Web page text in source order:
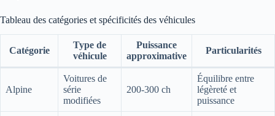
Tableau des catégories et spécificités des véhicules
Catégorie
Type de
véhicule
Puissance
approximative
Particularités
Alpine
Voitures de
série
modifiées
200-300 ch
Équilibre entre
légèreté et
puissance